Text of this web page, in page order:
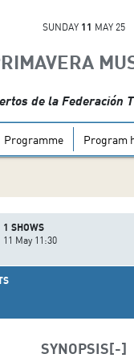
SUNDAY 11 MAY 25
de la Federación
Programme Program
1 SHOWS
11 May 11:30
SYNOPSIS